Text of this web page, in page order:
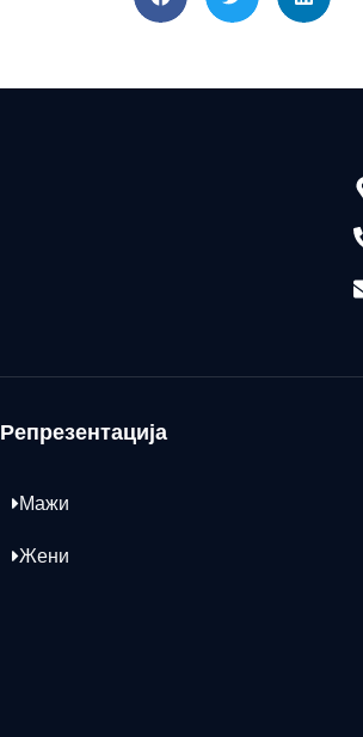
Репрезентација
Мажи
Жени